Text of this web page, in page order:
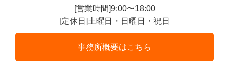
[営業時間]9:00〜18:00
[定休日]土曜日・日曜日・祝日
事務所概要はこちら